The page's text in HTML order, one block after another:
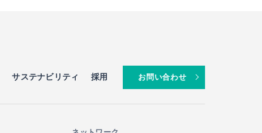
サステナビリティ 採用 お問い合わせ